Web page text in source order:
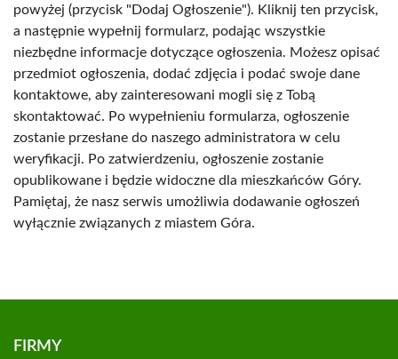
powyżej (przycisk "Dodaj Ogłoszenie"). Kliknij ten przycisk,
a następnie wypełnij formularz, podając wszystkie
niezbędne informacje dotyczące ogłoszenia. Możesz opisać
przedmiot ogłoszenia, dodać zdjęcia i podać swoje dane
kontaktowe, aby zainteresowani mogli się z Tobą
skontaktować. Po wypełnieniu formularza, ogłoszenie
zostanie przesłane do naszego administratora w celu
weryfikacji. Po zatwierdzeniu, ogłoszenie zostanie
opublikowane i będzie widoczne dla mieszkańców Góry.
Pamiętaj, że nasz serwis umożliwia dodawanie ogłoszeń
wyłącznie związanych z miastem Góra.
FIRMY